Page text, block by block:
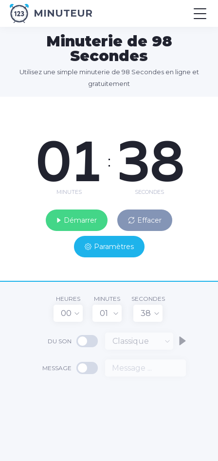
MINUTEUR
Minuterie de 98
Secondes
Utilisez une simple minuterie de 98 Secondes en ligne et
gratuitement
01
MINUTES
: 38
SECONDES
Démarrer Effacer
Paramètres
HEURES
00
MINUTES
01
SECONDES
38
DU SON Classique
MESSAGE